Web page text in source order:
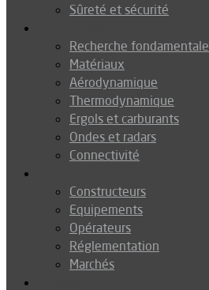
Sûreté et sécurité
Recherche fondamentale
Matériaux
Aérodynamique
Thermodynamique
Ergols et carburants
Ondes et radars
Connectivité
Constructeurs
Equipements
Opérateurs
Réglementation
Marchés